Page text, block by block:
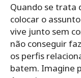
Quando se trata
colocar o
vive junto sem
não conseguir
os perfis
batem. Imagine